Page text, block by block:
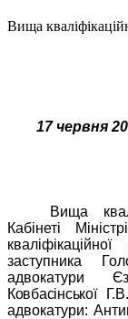
Вища
17 червня
Вища
Кабінеті
заступника
адвокатури
Ковбасінської
адвокатури: